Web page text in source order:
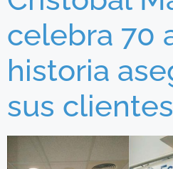
celebra 70
historia
sus clientes